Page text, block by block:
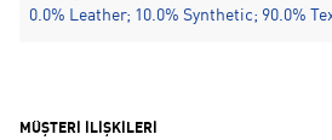
0.0% Leather; 10.0% Synthetic; 90.0%
MÜŞTERİ İLİŞKİLERİ